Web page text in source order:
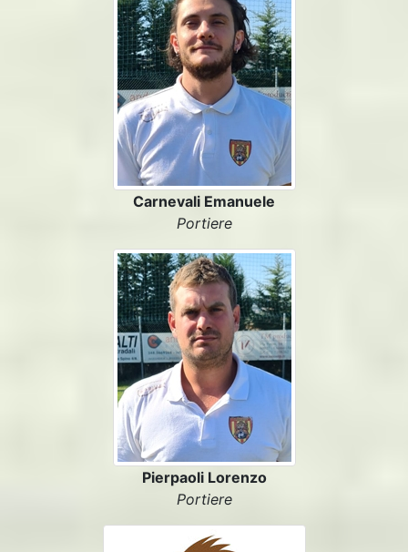
Carnevali Emanuele
Portiere
Pierpaoli Lorenzo
Portiere